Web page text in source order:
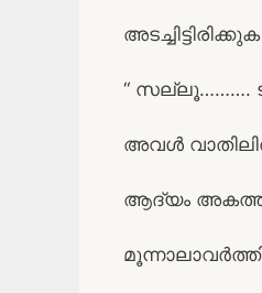
“ സല്ലൂ……….
അവൾ വാതിലിൽ
ആദ്യം അകത്തു